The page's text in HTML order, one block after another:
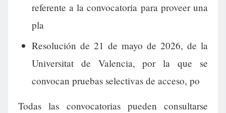
referente a la convocatoria para proveer una
pla
Resolución de 21 de mayo de 2026, de la
Universitat de Valencia, por la que se
convocan pruebas selectivas de acceso, po
Todas las convocatorias pueden consultarse